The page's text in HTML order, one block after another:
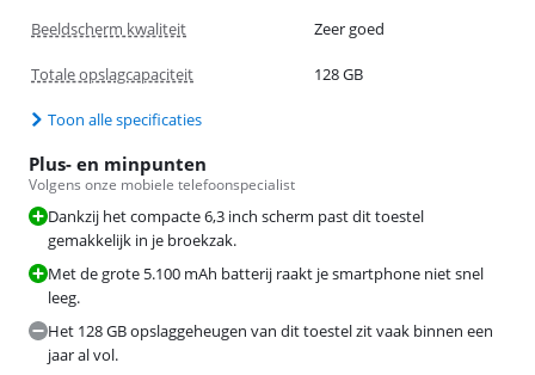
Beeldscherm kwaliteit Zeer goed
Totale opslagcapaciteit 128 GB
Toon alle specificaties
Plus- en minpunten
Volgens onze mobiele telefoonspecialist
Dankzij het compacte 6,3 inch scherm past dit toestel
gemakkelijk in je broekzak.
Met de grote 5.100 mAh batterij raakt je smartphone niet snel
leeg.
Het 128 GB opslaggeheugen van dit toestel zit vaak binnen een
jaar al vol.